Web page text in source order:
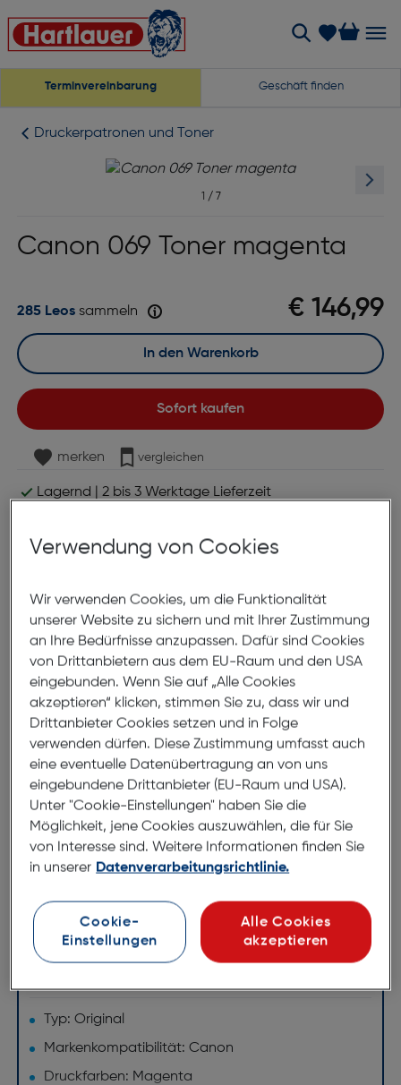
Terminvereinbarung Geschäft finden
Druckerpatronen und Toner
1 / 7
Canon 069 Toner magenta
€ 146,99
285 Leossammeln
Sofort kaufen
In den Warenkorb
merken vergleichen
Lagernd | 2 bis 3 Werktage Lieferzeit
Selbstabholung in
Verfügbarkeit prüfen
Produktbeschreibung
Canon 069 Toner magenta
ArtNr.: 550060161
Bis zu 1.900 Seiten drucken.
Mit dem original Canon Toner wird die optimale
Die Toner-Cartridge 069 magenta sorgt bei
kompatiblen Laserdruckern für eine durchgängig
hohe Druckqualität. Mit einer vollen Cartridge druckt
um alle Druckanforderungen zu erfüllen.
Technische Daten
Typ: Original
Markenkompatibilität: Canon
Druckfarben: Magenta
Verwendung von Cookies
Wir verwenden Cookies, um die Funktionalität
unserer Website zu sichern und mit Ihrer Zustimmung
an Ihre Bedürfnisse anzupassen. Dafür sind Cookies
von Drittanbietern aus dem EU-Raum und den USA
eingebunden. Wenn Sie auf „Alle Cookies
akzeptieren“ klicken, stimmen Sie zu, dass wir und
Drittanbieter Cookies setzen und in Folge
verwenden dürfen. Diese Zustimmung umfasst auch
eine eventuelle Datenübertragung an von uns
eingebundene Drittanbieter (EU-Raum und USA).
Unter "Cookie-Einstellungen" haben Sie die
Möglichkeit, jene Cookies auszuwählen, die für Sie
von Interesse sind. Weitere Informationen finden Sie
in unserer Datenverarbeitungsrichtlinie.
Cookie-
Einstellungen
Alle Cookies
akzeptieren